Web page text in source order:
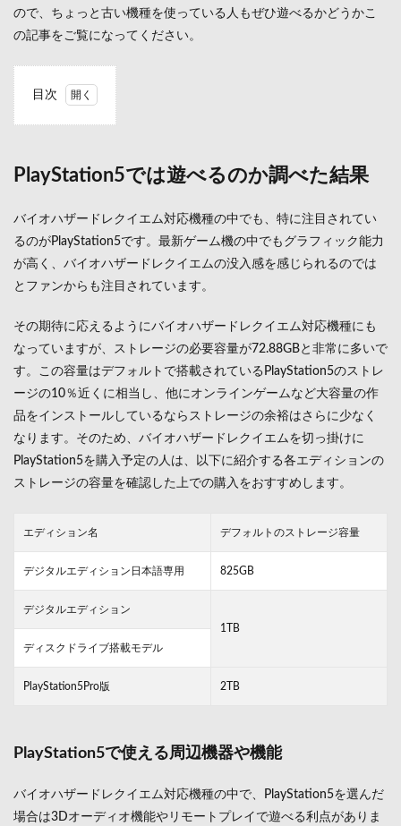
ので、ちょっと古い機種を使っている人もぜひ遊べるかどうかこ
の記事をご覧になってください。
目次
のか調べた
結果
で使える周
辺機器や機
能
XboxSeries
でバイオ
ハザード
レクイエ
ムは遊べ
3
NintendoSwitch2
で対応状況につ
いて
PC
マー
スト
のス
コア
ザー
クイ
エム
の主
PlayStation5では遊べるのか調べた結果
バイオハザードレクイエム対応機種の中でも、特に注目されてい
るのがPlayStation5です。最新ゲーム機の中でもグラフィック能力
が高く、バイオハザードレクイエムの没入感を感じられるのでは
とファンからも注目されています。
その期待に応えるようにバイオハザードレクイエム対応機種にも
なっていますが、ストレージの必要容量が72.88GBと非常に多いで
す。この容量はデフォルトで搭載されているPlayStation5のストレ
ージの10％近くに相当し、他にオンラインゲームなど大容量の作
品をインストールしているならストレージの余裕はさらに少なく
なります。そのため、バイオハザードレクイエムを切っ掛けに
PlayStation5を購入予定の人は、以下に紹介する各エディションの
ストレージの容量を確認した上での購入をおすすめします。
エディション名 デフォルトのストレージ容量
デジタルエディション日本語専用 825GB
デジタルエディション
1TB
ディスクドライブ搭載モデル
PlayStation5Pro版 2TB
PlayStation5で使える周辺機器や機能
バイオハザードレクイエム対応機種の中で、PlayStation5を選んだ
場合は3Dオーディオ機能やリモートプレイで遊べる利点がありま